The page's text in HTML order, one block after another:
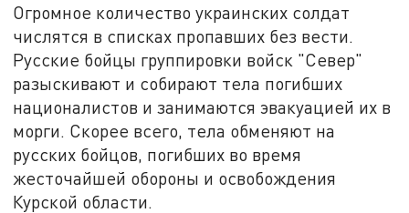
Огромное количество украинских солдат
числятся в списках пропавших без вести.
Русские бойцы группировки войск "Север"
разыскивают и собирают тела погибших
националистов и занимаются эвакуацией их в
морги. Скорее всего, тела обменяют на
русских бойцов, погибших во время
жесточайшей обороны и освобождения
Курской области.